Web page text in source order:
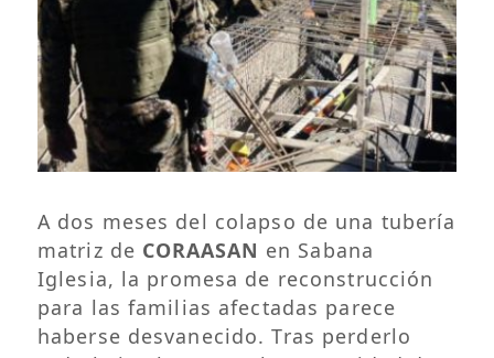
A dos meses del colapso de una tubería
matriz de CORAASAN en Sabana
Iglesia, la promesa de reconstrucción
para las familias afectadas parece
haberse desvanecido. Tras perderlo